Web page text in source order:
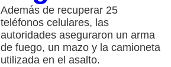
Además de recuperar 25
teléfonos celulares, las
autoridades aseguraron un arma
de fuego, un mazo y la camioneta
utilizada en el asalto.